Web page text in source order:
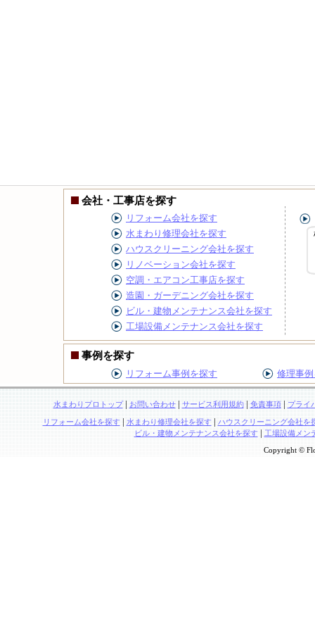
会社・工事店を探す
リフォーム会社を探す
水まわり修理会社を探す
ハウスクリーニング会社を探す
リノベーション会社を探す
空調・エアコン工事店を探す
造園・ガーデニング会社を探す
ビル・建物メンテナンス会社を探す
工場設備メンテナンス会社を探す
事例を探す
リフォーム事例を探す 修理事
水まわりプロトップ| お問い合わせ| サービス利用規約| 免責事項| プライ
リフォーム会社を探す | 水まわり修理会社を探す | ハウスクリーニング会社を
ビル・建物メンテナンス会社を探す| 工場設備メン
Copyright ©